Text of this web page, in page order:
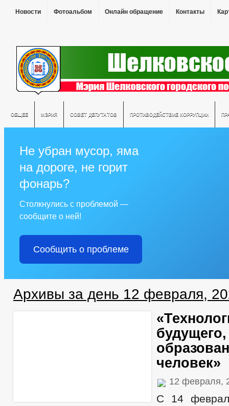
Новости Фотоальбом Онлайн обращение Контакты
ОБЩЕЕ МЭРИЯ СОВЕТ ДЕПУТАТОВ ПРОТИВОДЕЙСТВИЕ КОРРУПЦИИ
Не убран мусор, яма
на дороге, не горит
фонарь?
Столкнулись с проблемой —
сообщите о ней!
Сообщить о проблеме
Архивы за день 12 февраля,
будущего,
человек»
12 февраля,
С 14